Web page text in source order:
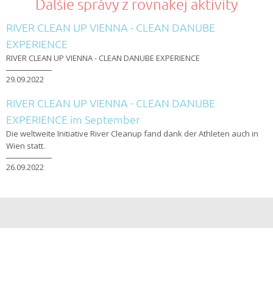
RIVER CLEAN UP VIENNA - CLEAN DANUBE
EXPERIENCE
RIVER CLEAN UP VIENNA - CLEAN DANUBE EXPERIENCE
29.09.2022
RIVER CLEAN UP VIENNA - CLEAN DANUBE
EXPERIENCE im September
Die weltweite Initiative River Cleanup fand dank der Athleten auch in
Wien statt.
26.09.2022